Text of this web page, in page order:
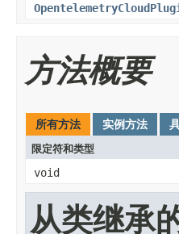
方法概要
所有方法 实例方法
限定符和类型
void
从类继